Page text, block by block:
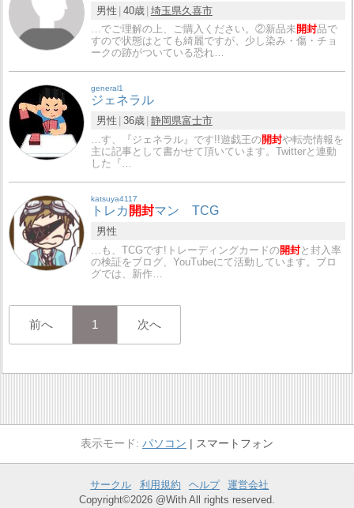
男性 40歳 埼玉県久喜市
…でご理解の上、ご購入ください。②新品未 開封品で
すので状態はとても綺麗ですが、少し染み・傷・チョ
ークの跡がついている恐れ…
general1
ジェネラル
男性 36歳 静岡県富士市
…す、『ジェネラル』です!!遊戯王の開封や転売情報を
主に記事として書かせて頂いています。Twitterと連動
した『…
katsuya4117
トレカ 開封マン TCG
男性
…も、TCGです!トレーディングカードの開封と封入率
の検証をブログ、YouTubeにて活動しています。ブロ
グでは、新作…
前へ 1 次へ
パソコン スマートフォン
サークル 利用規約 ヘルプ
運営会社
Copyright©2026 @With All rights reserved.